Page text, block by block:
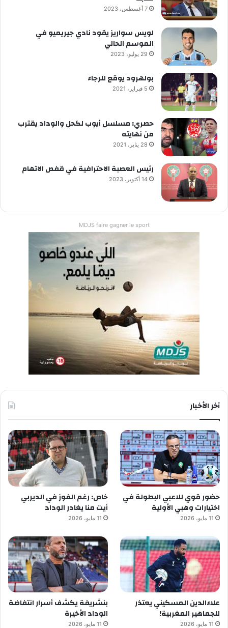
7 أغسطس، 2023
لويس سواريز يقود نادي جيريميو في
الموسم الحالي
29 يوليو، 2023
بولهرود يوقع للرجاء
5 فبراير، 2021
حصري: مسلسل أيوب لكحل والوداد يقترب
من نهايته
28 يناير، 2021
رئيس العصبة الاحترافية في قفص الاتهام
14 أكتوبر، 2023
MDJS faire gagner le sport
آخر الأخبار
حضور قوي للاعبي البطولة في
اختيارات وهبي الأولية
11 مايو، 2026
خاص: رغم الفوز في الديربي
أيت منا يغادر الوداد
11 مايو، 2026
علاءالدين المسكيني يعتذر
للجماهير المغربية!
11 مايو، 2026
بنشريفة يكشف أسرار انتفاضة
الوداد الأخيرة
11 مايو، 2026